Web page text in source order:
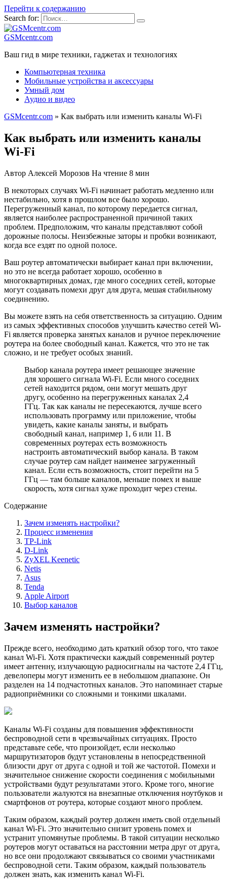
Перейти к содержанию
Search for:
GSMcentr.com
Ваш гид в мире техники, гаджетах и технологиях
Компьютерная техника
Мобильные устройства и аксессуары
Умный дом
Аудио и видео
GSMcentr.com » Как выбрать или изменить каналы Wi-Fi
Как выбрать или изменить каналы
Wi-Fi
Автор Алексей Морозов На чтение 8 мин
В некоторых случаях Wi-Fi начинает работать медленно или
нестабильно, хотя в прошлом все было хорошо.
Перегруженный канал, по которому передается сигнал,
является наиболее распространенной причиной таких
проблем. Предположим, что каналы представляют собой
дорожные полосы. Неизбежные заторы и пробки возникают,
когда все ездят по одной полосе.
Ваш роутер автоматически выбирает канал при включении,
но это не всегда работает хорошо, особенно в
многоквартирных домах, где много соседних сетей, которые
могут создавать помехи друг для друга, мешая стабильному
соединению.
Вы можете взять на себя ответственность за ситуацию. Одним
из самых эффективных способов улучшить качество сетей Wi-
Fi является проверка занятых каналов и ручное переключение
роутера на более свободный канал. Кажется, что это не так
сложно, и не требует особых знаний.
Выбор канала роутера имеет решающее значение
для хорошего сигнала Wi-Fi. Если много соседних
сетей находится рядом, они могут мешать друг
другу, особенно на перегруженных каналах 2,4
ГГц. Так как каналы не пересекаются, лучше всего
использовать программу или приложение, чтобы
увидеть, какие каналы заняты, и выбрать
свободный канал, например 1, 6 или 11. В
современных роутерах есть возможность
настроить автоматический выбор канала. В таком
случае роутер сам найдет наименее загруженный
канал. Если есть возможность, стоит перейти на 5
ГГц — там больше каналов, меньше помех и выше
скорость, хотя сигнал хуже проходит через стены.
Содержание
Зачем изменять настройки?
Процесс изменения
TP-Link
D-Link
ZyXEL Keenetic
Netis
Asus
Tenda
Apple Airport
Выбор каналов
Зачем изменять настройки?
Прежде всего, необходимо дать краткий обзор того, что такое
канал Wi-Fi. Хотя практически каждый современный роутер
имеет антенну, излучающую радиосигналы на частоте 2,4 ГГц,
девелоперы могут изменить ее в небольшом диапазоне. Он
разделен на 14 подчастотных каналов. Это напоминает старые
радиоприёмники со сложными и тонкими шкалами.
Каналы Wi-Fi созданы для повышения эффективности
беспроводной сети в чрезвычайных ситуациях. Просто
представьте себе, что произойдет, если несколько
маршрутизаторов будут установлены в непосредственной
близости друг от друга с одной и той же частотой. Помехи и
значительное снижение скорости соединения с мобильными
устройствами будут результатами этого. Кроме того, многие
пользователи жалуются на внезапные отключения ноутбуков и
смартфонов от роутера, которые создают много проблем.
Таким образом, каждый роутер должен иметь свой отдельный
канал Wi-Fi. Это значительно снизит уровень помех и
устранит упомянутые проблемы. В такой ситуации несколько
роутеров могут оставаться на расстоянии метра друг от друга,
но все они продолжают связываться со своими участниками
беспроводной сети. Таким образом, каждый пользователь
должен знать, как изменить канал Wi-Fi.